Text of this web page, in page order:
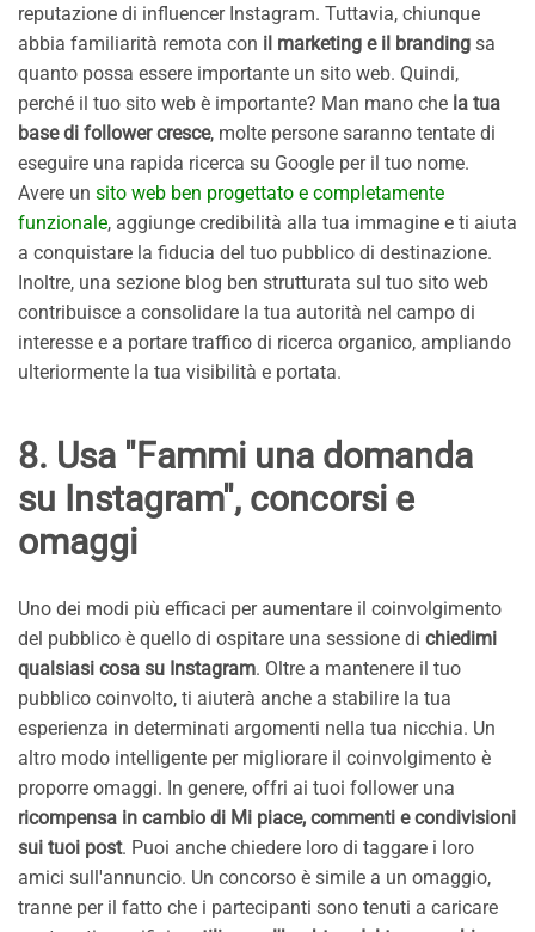
reputazione di influencer Instagram. Tuttavia, chiunque
abbia familiarità remota con il marketing e il branding sa
quanto possa essere importante un sito web. Quindi,
perché il tuo sito web è importante? Man mano che la tua
base di follower cresce, molte persone saranno tentate di
eseguire una rapida ricerca su Google per il tuo nome.
Avere un sito web ben progettato e completamente
funzionale, aggiunge credibilità alla tua immagine e ti aiuta
a conquistare la fiducia del tuo pubblico di destinazione.
Inoltre, una sezione blog ben strutturata sul tuo sito web
contribuisce a consolidare la tua autorità nel campo di
interesse e a portare traffico di ricerca organico, ampliando
ulteriormente la tua visibilità e portata.
8. Usa "Fammi una domanda
su Instagram", concorsi e
omaggi
Uno dei modi più efficaci per aumentare il coinvolgimento
del pubblico è quello di ospitare una sessione di chiedimi
qualsiasi cosa su Instagram. Oltre a mantenere il tuo
pubblico coinvolto, ti aiuterà anche a stabilire la tua
esperienza in determinati argomenti nella tua nicchia. Un
altro modo intelligente per migliorare il coinvolgimento è
proporre omaggi. In genere, offri ai tuoi follower una
ricompensa in cambio di Mi piace, commenti e condivisioni
sui tuoi post. Puoi anche chiedere loro di taggare i loro
amici sull'annuncio. Un concorso è simile a un omaggio,
tranne per il fatto che i partecipanti sono tenuti a caricare